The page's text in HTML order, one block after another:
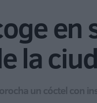
en
la
un cóctel con